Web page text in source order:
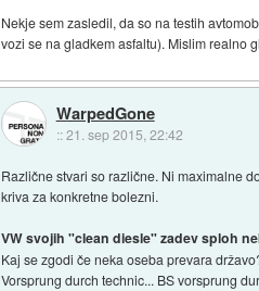
Nekje sem zasledil, da so na testih
vozi se na gladkem asfaltu). Mislim realno
WarpedGone
::21. sep 2015, 22:42
Različne stvari so različne. Ni maximalne
kriva za konkretne bolezni.
VW svojih "clean diesle" zadev sploh
Kaj se zgodi če neka oseba prevara
Vorsprung durch technic... BS vorsprung